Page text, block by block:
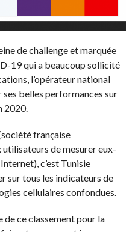
de challenge et marquée
19 qui a beaucoup sollicité
l’opérateur national
belles performances sur
2020.
française
de mesurer eux-
c’est Tunisie
sur tous les indicateurs de
cellulaires confondues.
de ce classement pour la